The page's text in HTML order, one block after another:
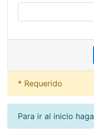
* Requerido
Para ir al inicio